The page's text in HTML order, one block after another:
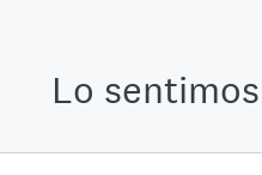
Lo sentimos